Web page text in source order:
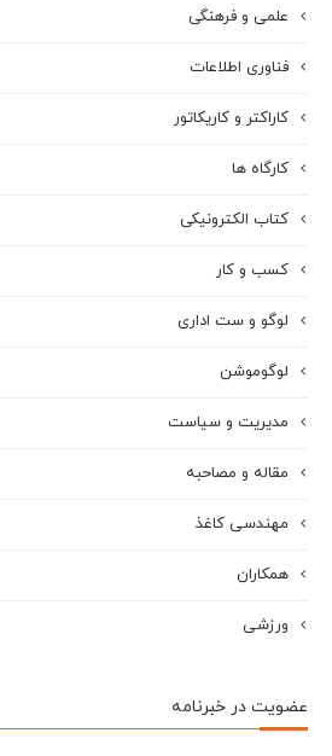
علمی و فرهنگی
فناوری اطلاعات
کاراکتر و کاریکاتور
کارگاه ها
کتاب الکترونیکی
کسب و کار
لوگو و ست اداری
لوگوموشن
مدیریت و سیاست
مقاله و مصاحبه
مهندسی کاغذ
همکاران
ورزشی
عضویت در خبرنامه